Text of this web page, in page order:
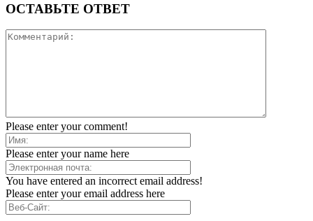
ОСТАВЬТЕ ОТВЕТ
Please enter your comment!
Please enter your name here
You have entered an incorrect email address!
Please enter your email address here